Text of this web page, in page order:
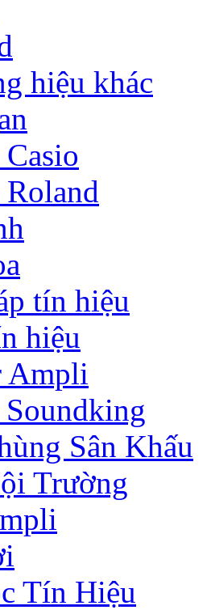
hiệu khác
tín hiệu
hiệu
Ampli
Sân Khấu
Trường
Tín Hiệu